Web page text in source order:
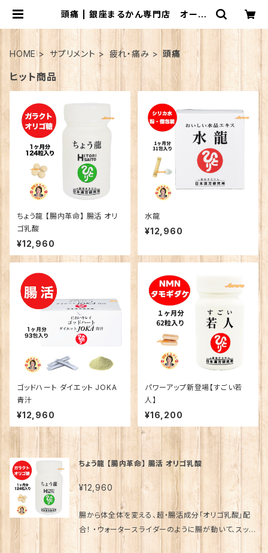
頭痛 | 銀座まるかん専門店 オーロ
HOME サプリメント 疲れ・痛み 頭痛
ヒット商品
ちょう龍 【腸内革命】 腸活 オリ
ゴ乳酸
¥12,960
水龍
¥12,960
ゴッドハート ダイエット JOKA
青汁
¥12,960
パワーアップ新登場【すごい若
人】
¥16,200
ちょう龍 【腸内革命】 腸活 オリゴ乳酸
¥12,960
腸から体全体を変える、超・腸活成分「オリゴ乳酸」配
合！ ・ウォータースライダーのように腸が動いて、スッキ